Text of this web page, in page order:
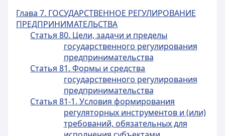
Глава 7. ГОСУДАРСТВЕННОЕ РЕГУЛИРОВАНИЕ
ПРЕДПРИНИМАТЕЛЬСТВА
Статья 80. Цели, задачи и пределы
государственного регулирования
предпринимательства
Статья 81. Формы и средства
государственного регулирования
предпринимательства
Статья 81-1. Условия формирования
регуляторных инструментов и (или)
требований, обязательных для